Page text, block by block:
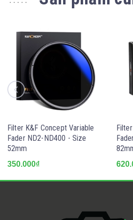
Filter K&F Concept Variable
Fader ND2-ND400 - Size
52mm
350.000₫